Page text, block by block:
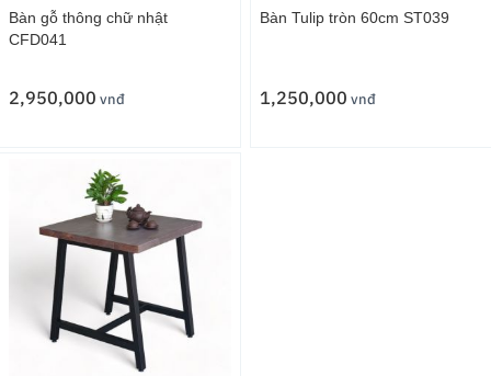
Bàn gỗ thông chữ nhật
CFD041
2,950,000 vnđ
Bàn Tulip tròn 60cm ST039
1,250,000 vnđ